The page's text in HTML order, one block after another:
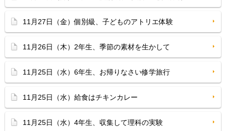
11月27日（金）個別級、子どものアトリエ体験
11月26日（木）2年生、季節の素材を生かして
11月25日（水）6年生、お帰りなさい修学旅行
11月25日（水）給食はチキンカレー
11月25日（水）4年生、収集して理科の実験